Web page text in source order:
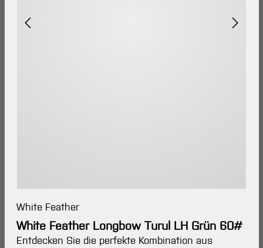
White Feather
White Feather Longbow Turul LH Grün 60#
Entdecken Sie die perfekte Kombination aus